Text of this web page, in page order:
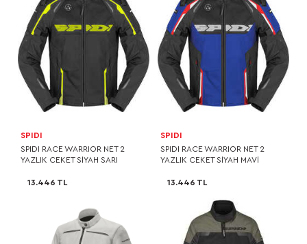
SPIDI
SPIDI RACE WARRIOR NET 2
YAZLIK CEKET SİYAH SARI
13.446 TL
SPIDI
SPIDI RACE WARRIOR NET 2
YAZLIK CEKET SİYAH MAVİ
13.446 TL